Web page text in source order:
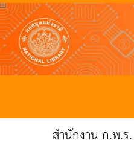
สำนักงาน ก.พ.